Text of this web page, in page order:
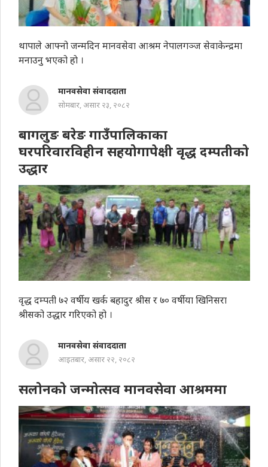
थापाले आफ्नो जन्मदिन मानवसेवा आश्रम नेपालगञ्ज सेवाकेन्द्रमा
मनाउनु भएको हाे ।
मानवसेवा संवाददाता
सोमबार, असार २३, २०८२
बागलुङ बरेङ गाउँपालिकाका
घरपरिवारविहीन सहयोगापेक्षी वृद्ध दम्पतीको
उद्धार
वृद्ध दम्पती ७२ वर्षीय खर्क बहादुर श्रीस र ७० वर्षीया खिनिसरा
श्रीसको उद्धार गरिएको हो ।
मानवसेवा संवाददाता
आइतबार, असार २२, २०८२
सलोनको जन्मोत्सव मानवसेवा आश्रममा